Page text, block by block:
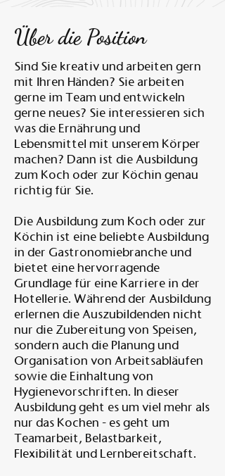
Über die Position
Sind Sie kreativ und arbeiten gern
mit Ihren Händen? Sie arbeiten
gerne im Team und entwickeln
gerne neues? Sie interessieren sich
was die Ernährung und
Lebensmittel mit unserem Körper
machen? Dann ist die Ausbildung
zum Koch oder zur Köchin genau
richtig für Sie.
Die Ausbildung zum Koch oder zur
Köchin ist eine beliebte Ausbildung
in der Gastronomiebranche und
bietet eine hervorragende
Grundlage für eine Karriere in der
Hotellerie. Während der Ausbildung
erlernen die Auszubildenden nicht
nur die Zubereitung von Speisen,
sondern auch die Planung und
Organisation von Arbeitsabläufen
sowie die Einhaltung von
Hygienevorschriften. In dieser
Ausbildung geht es um viel mehr als
nur das Kochen - es geht um
Teamarbeit, Belastbarkeit,
Flexibilität und Lernbereitschaft.